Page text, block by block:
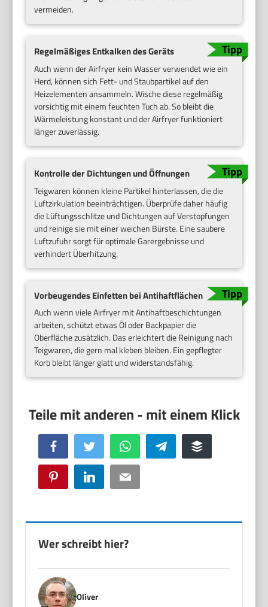
vermeiden.
Regelmäßiges Entkalken des Geräts
Auch wenn der Airfryer kein Wasser verwendet wie ein
Herd, können sich Fett- und Staubpartikel auf den
Heizelementen ansammeln. Wische diese regelmäßig
vorsichtig mit einem feuchten Tuch ab. So bleibt die
Wärmeleistung konstant und der Airfryer funktioniert
länger zuverlässig.
Kontrolle der Dichtungen und Öffnungen
Teigwaren können kleine Partikel hinterlassen, die die
Luftzirkulation beeinträchtigen. Überprüfe daher häufig
die Lüftungsschlitze und Dichtungen auf Verstopfungen
und reinige sie mit einer weichen Bürste. Eine saubere
Luftzufuhr sorgt für optimale Garergebnisse und
verhindert Überhitzung.
Vorbeugendes Einfetten bei Antihaftflächen
Auch wenn viele Airfryer mit Antihaftbeschichtungen
arbeiten, schützt etwas Öl oder Backpapier die
Oberfläche zusätzlich. Das erleichtert die Reinigung nach
Teigwaren, die gern mal kleben bleiben. Ein gepflegter
Korb bleibt länger glatt und widerstandsfähig.
Facebook Twitter WhatsApp Telegram Buffer
Pinterest LinkedIn Email
Wer schreibt hier?
Oliver